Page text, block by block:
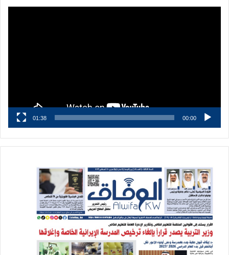
00:00
01:38